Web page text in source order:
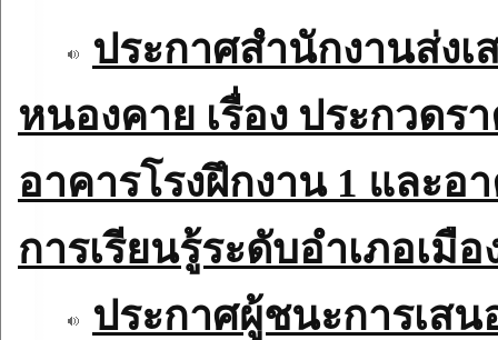
ประกาศสำนักงานส่งเ
หนองคาย เรื่อง ประกวดร
อาคารโรงฝึกงาน 1 และอ
การเรียนรู้ระดับอำเภอเมื
ประกาศผู้ชนะการเส